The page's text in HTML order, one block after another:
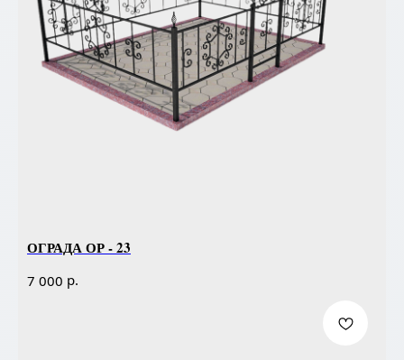
ОГРАДА ОР - 23
7 000 р.